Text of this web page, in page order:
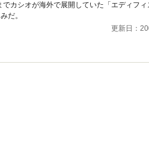
カシオが海外で展開していた「エディフィ
だ。
更新日：